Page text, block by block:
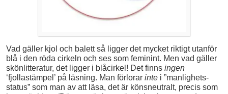
Vad gäller kjol och balett så ligger det mycket riktigt utanför
blå i den röda cirkeln och ses som feminint. Men vad gäller
skönlitteratur, det ligger i blåcirkel! Det finns ingen
‘fjollastämpel’ på läsning. Man förlorar inte i ”manlighets-
status” som man av att läsa, det är könsneutralt, precis som